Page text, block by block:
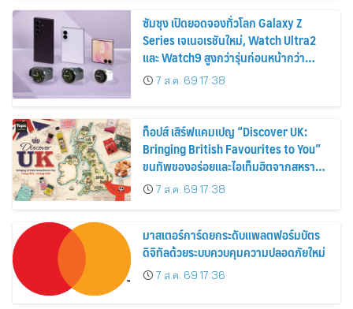
ซัมซุง เปิดยอดจองทั่วโลก Galaxy Z
Series เจเนอเรชันใหม่, Watch Ultra2
และ Watch9 สูงกว่ารุ่นก่อนหน้ากว่า
30%7 ส.ค. 69 17:38
ท็อปส์ เสิร์ฟแคมเปญ “Discover UK:
Bringing British Favourites to You”
ขนทัพของอร่อยและไอเท็มฮิตจากสหราช
อาณาจักร ส่งตรงถึงมือตั้งแต่วันนี้ – 18
สิงหาคมนี้
7 ส.ค. 69 17:38
มาสเตอร์การ์ดยกระดับแพลตฟอร์มบัตร
ดิจิทัลด้วยระบบควบคุมความปลอดภัยใหม่
7 ส.ค. 69 17:36